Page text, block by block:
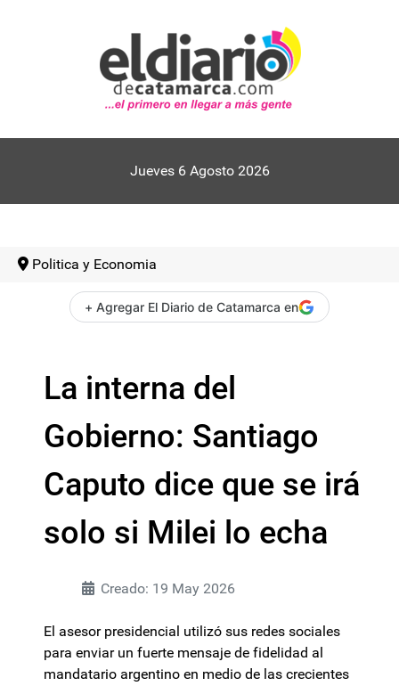
Jueves 6 Agosto 2026
Politica y Economia
+ Agregar El Diario de Catamarca en
La interna del
Gobierno: Santiago
Caputo dice que se irá
solo si Milei lo echa
Creado: 19 May 2026
El asesor presidencial utilizó sus redes sociales
para enviar un fuerte mensaje de fidelidad al
mandatario argentino en medio de las crecientes